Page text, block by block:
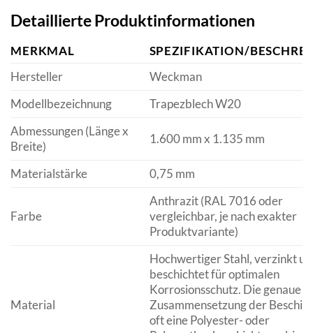
Detaillierte Produktinformationen
MERKMAL
SPEZIFIKATION/
Hersteller
Weckman
Modellbezeichnung
Trapezblech W20
Abmessungen (Länge x
Breite)
1.600 mm x 1.135 mm
Materialstärke 0,75 mm
Farbe
Anthrazit (RAL 7016 oder
vergleichbar, je nach exakter
Produktvariante)
Material
Hochwertiger Stahl, verzinkt
beschichtet für optimalen
Korrosionsschutz. Die genaue
Zusammensetzung der
oft eine Polyester- oder